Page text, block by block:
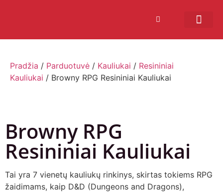
Pradžia / Parduotuvė / Kauliukai / Resininiai
Kauliukai / Browny RPG Resininiai Kauliukai
Browny RPG
Resininiai Kauliukai
Tai yra 7 vienetų kauliukų rinkinys, skirtas tokiems RPG
žaidimams, kaip D&D (Dungeons and Dragons),